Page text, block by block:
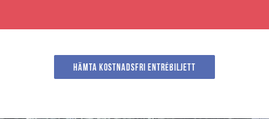
Hämta kostnadsfri entrébiljett